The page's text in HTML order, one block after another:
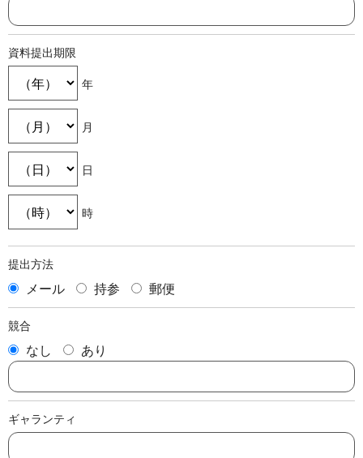
資料提出期限
年
月
日
時
提出方法
メール 持参 郵便
競合
なし あり
ギャランティ